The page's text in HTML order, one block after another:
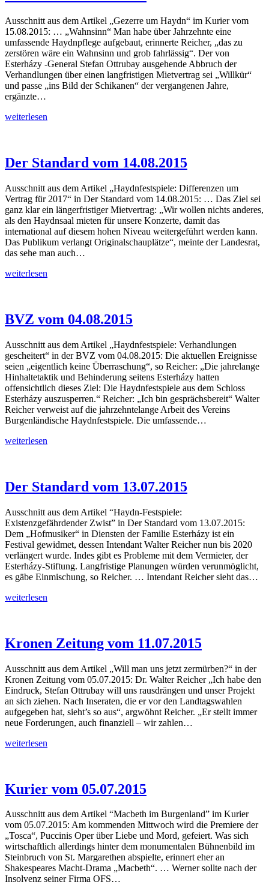
Ausschnitt aus dem Artikel „Gezerre um Haydn“ im Kurier vom
15.08.2015: … „Wahnsinn“ Man habe über Jahrzehnte eine
umfassende Haydnpflege aufgebaut, erinnerte Reicher, „das zu
zerstören wäre ein Wahnsinn und grob fahrlässig“. Der von
Esterházy -General Stefan Ottrubay ausgehende Abbruch der
Verhandlungen über einen langfristigen Mietvertrag sei „Willkür“
und passe „ins Bild der Schikanen“ der vergangenen Jahre,
ergänzte…
Kurier
weiterlesen
Der Standard vom 14.08.2015
Ausschnitt aus dem Artikel „Haydnfestspiele: Differenzen um
Vertrag für 2017“ in Der Standard vom 14.08.2015: … Das Ziel sei
ganz klar ein längerfristiger Mietvertrag: „Wir wollen nichts anderes,
als den Haydnsaal mieten für unsere Konzerte, damit das
international auf diesem hohen Niveau weitergeführt werden kann.
Das Publikum verlangt Originalschauplätze“, meinte der Landesrat,
das sehe man auch…
Der
weiterlesen
BVZ vom 04.08.2015
Ausschnitt aus dem Artikel „Haydnfestspiele: Verhandlungen
gescheitert“ in der BVZ vom 04.08.2015: Die aktuellen Ereignisse
seien „eigentlich keine Überraschung“, so Reicher: „Die jahrelange
Hinhaltetaktik und Behinderung seitens Esterházy hatten
offensichtlich dieses Ziel: Die Haydnfestspiele aus dem Schloss
Esterházy auszusperren.“ Reicher: „Ich bin gesprächsbereit“ Walter
Reicher verweist auf die jahrzehntelange Arbeit des Vereins
Burgenländische Haydnfestspiele. Die umfassende…
BVZ
weiterlesen
Der Standard vom 13.07.2015
Ausschnitt aus dem Artikel “Haydn-Festspiele:
Existenzgefährdender Zwist” in Der Standard vom 13.07.2015:
Dem „Hofmusiker“ in Diensten der Familie Esterházy ist ein
Festival gewidmet, dessen Intendant Walter Reicher nun bis 2020
verlängert wurde. Indes gibt es Probleme mit dem Vermieter, der
Esterházy-Stiftung. Langfristige Planungen würden verunmöglicht,
es gäbe Einmischung, so Reicher. … Intendant Reicher sieht das…
Der
weiterlesen
Kronen Zeitung vom 11.07.2015
Ausschnitt aus dem Artikel „Will man uns jetzt zermürben?“ in der
Kronen Zeitung vom 05.07.2015: Dr. Walter Reicher „Ich habe den
Eindruck, Stefan Ottrubay will uns rausdrängen und unser Projekt
an sich ziehen. Nach Inseraten, die er vor den Landtagswahlen
aufgegeben hat, sieht’s so aus“, argwöhnt Reicher. „Er stellt immer
neue Forderungen, auch finanziell – wir zahlen…
Kronen
weiterlesen
Kurier vom 05.07.2015
Ausschnitt aus dem Artikel “Macbeth im Burgenland” im Kurier
vom 05.07.2015: Am kommenden Mittwoch wird die Premiere der
„Tosca“, Puccinis Oper über Liebe und Mord, gefeiert. Was sich
wirtschaftlich allerdings hinter dem monumentalen Bühnenbild im
Steinbruch von St. Margarethen abspielte, erinnert eher an
Shakespeares Macht-Drama „Macbeth“. … Werner sollte nach der
Insolvenz seiner Firma OFS…